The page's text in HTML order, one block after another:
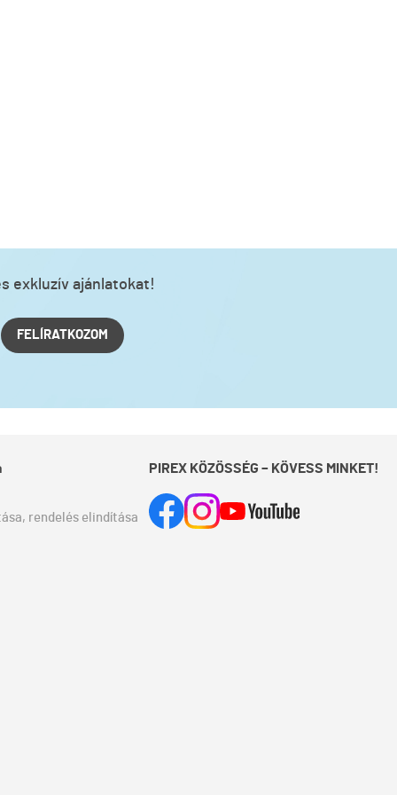
exkluzív ajánlatokat!
FELÍRATKOZOM
rendelés elindítása
PIREX KÖZÖSSÉG – KÖVESS MINKET!